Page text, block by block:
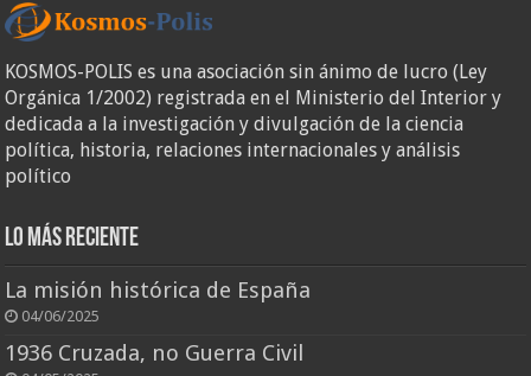
KOSMOS-POLIS es una asociación sin ánimo de lucro (Ley
Orgánica 1/2002) registrada en el Ministerio del Interior y
dedicada a la investigación y divulgación de la ciencia
política, historia, relaciones internacionales y análisis
político
Lo más reciente
La misión histórica de España
04/06/2025
1936 Cruzada, no Guerra Civil